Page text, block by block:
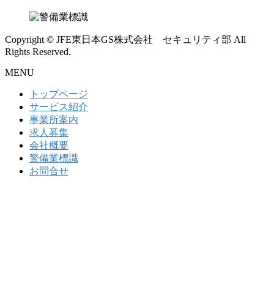
Copyright © JFE東日本GS株式会社 セキュリティ部 All
Rights Reserved.
MENU
トップページ
サービス紹介
事業所案内
求人募集
会社概要
警備業標識
お問合せ